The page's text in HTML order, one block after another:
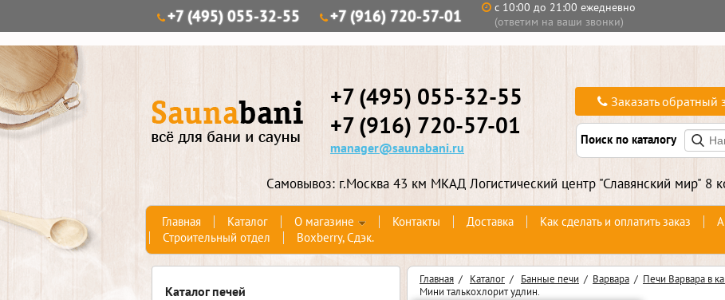
+7 (495) 055-32-55 +7 (916) 720-57-01
с 10:00 до 21:00 ежедневно
(ответим на ваши звонки)
+7 (495) 055-32-55
+7 (916) 720-57-01
manager@saunabani.ru
Заказать обратный
Поиск по каталогу
Самовывоз: г.Москва 43 км МКАД Логистический центр "Славянский мир" 8
Главная Каталог О магазине Контакты Доставка Как сделать и оплатить заказ
Строительный отдел
Boxberry, Сдэк.
Каталог печей
Главная / Каталог / Банные печи / Варвара / Печи Варвара в
Мини талькохлорит удлин.